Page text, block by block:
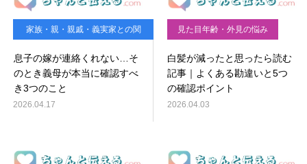
家族・親・親戚・義実家との関
息子の嫁が連絡くれない…そ
のとき義母が本当に確認すべ
き3つのこと
2026.04.17
見た目年齢・外見の悩み
白髪が減ったと思ったら読む
記事｜よくある勘違いと5つ
の確認ポイント
2026.04.03